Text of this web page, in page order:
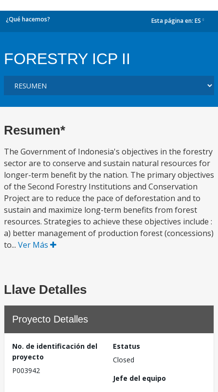
¿Qué hacemos? Esta página en: ES
FORESTRY ICP II
Resumen*
The Government of Indonesia's objectives in the forestry
sector are to conserve and sustain natural resources for
longer-term benefit by the nation. The primary objectives
of the Second Forestry Institutions and Conservation
Project are to reduce the pace of deforestation and to
sustain and maximize long-term benefits from forest
resources. Strategies to achieve these objectives include :
a) better management of production forest (concessions)
to... Ver Más
Llave Detalles
Proyecto Detalles
No. de identificación del
proyecto
P003942
Estatus
Closed
Jefe del equipo